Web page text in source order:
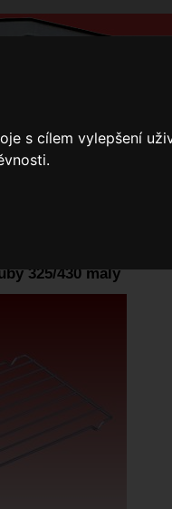
s cílem vylepšení
325/430 malý